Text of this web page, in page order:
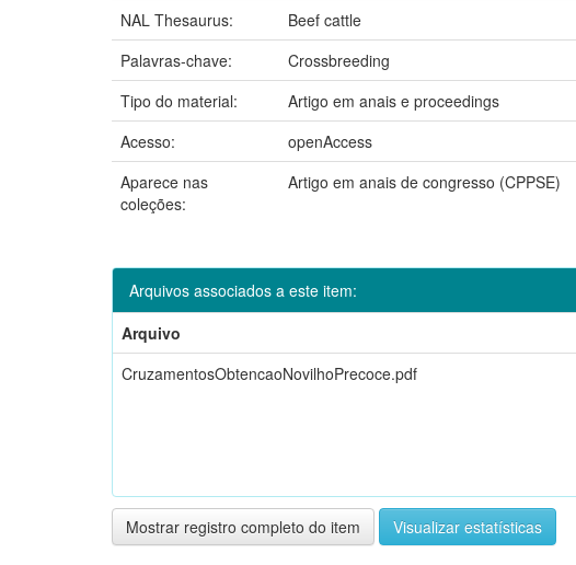
NAL Thesaurus:
Beef cattle
Palavras-chave:
Crossbreeding
Tipo do material:
Artigo em anais e proceedings
Acesso:
openAccess
Aparece nas
coleções:
Artigo em anais de congresso (CPPSE)
Arquivos associados a este item:
Arquivo
CruzamentosObtencaoNovilhoPrecoce.pdf
Mostrar registro completo do item Visualizar estatísticas